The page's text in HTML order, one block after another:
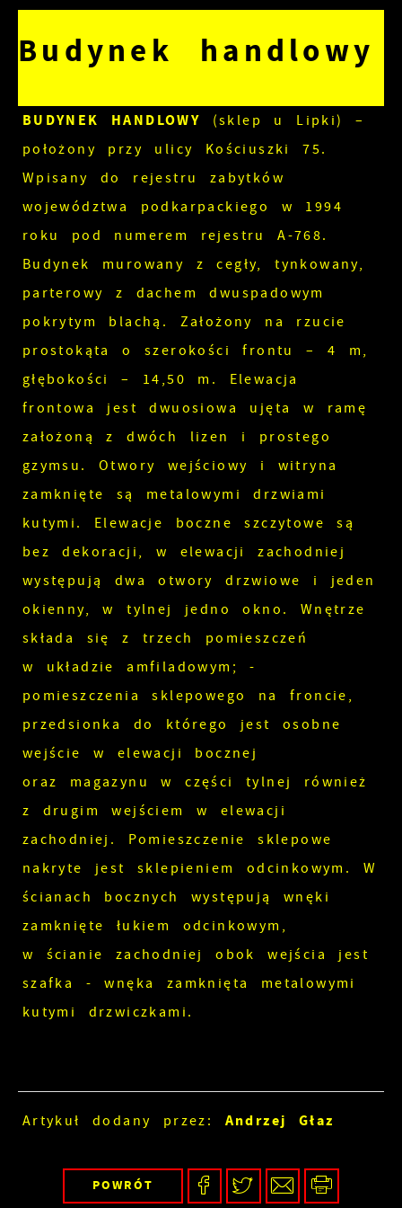
Budynek handlowy
BUDYNEK HANDLOWY (sklep u Lipki) –
położony przy ulicy Kościuszki 75.
Wpisany do rejestru zabytków
województwa podkarpackiego w 1994
roku pod numerem rejestru A-768.
Budynek murowany z cegły, tynkowany,
parterowy z dachem dwuspadowym
pokrytym blachą. Założony na rzucie
prostokąta o szerokości frontu – 4 m,
głębokości – 14,50 m. Elewacja
frontowa jest dwuosiowa ujęta w ramę
założoną z dwóch lizen i prostego
gzymsu. Otwory wejściowy i witryna
zamknięte są metalowymi drzwiami
kutymi. Elewacje boczne szczytowe są
bez dekoracji, w elewacji zachodniej
występują dwa otwory drzwiowe i jeden
okienny, w tylnej jedno okno. Wnętrze
składa się z trzech pomieszczeń
w układzie amfiladowym; -
pomieszczenia sklepowego na froncie,
przedsionka do którego jest osobne
wejście w elewacji bocznej
oraz magazynu w części tylnej również
z drugim wejściem w elewacji
zachodniej. Pomieszczenie sklepowe
nakryte jest sklepieniem odcinkowym. W
ścianach bocznych występują wnęki
zamknięte łukiem odcinkowym,
w ścianie zachodniej obok wejścia jest
szafka - wnęka zamknięta metalowymi
kutymi drzwiczkami.
Artykuł dodany przez: Andrzej Głaz
POWRÓT